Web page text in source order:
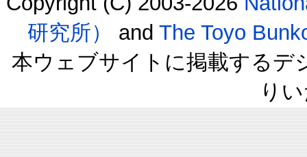
研究所）
and The Toyo
本ウェブサイトに掲載するデ
り